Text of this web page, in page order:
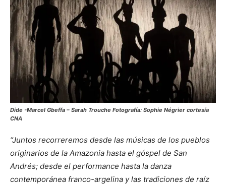
Dide -Marcel Gbeffa – Sarah Trouche Fotografía: Sophie Négrier cortesía
CNA
“Juntos recorreremos desde las músicas de los pueblos
originarios de la Amazonia hasta el góspel de San
Andrés; desde el performance hasta la danza
contemporánea franco-argelina y las tradiciones de raíz